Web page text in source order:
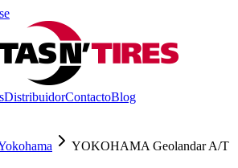
DistribuidorContactoBlog
YOKOHAMA Geolandar A/T